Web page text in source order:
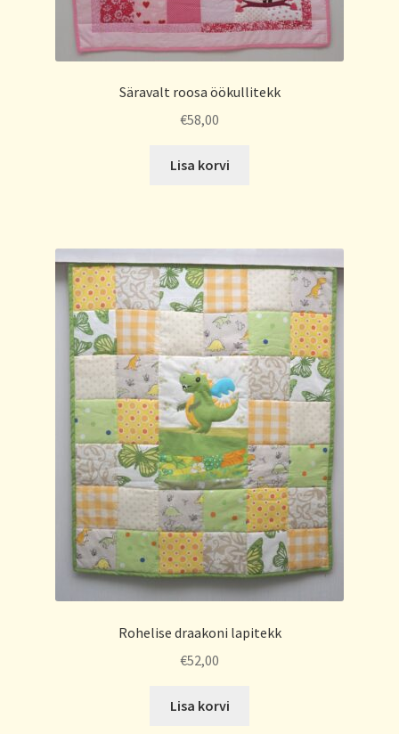
Säravalt roosa öökullitekk
€58,00
Lisa korvi
Rohelise draakoni lapitekk
€52,00
Lisa korvi